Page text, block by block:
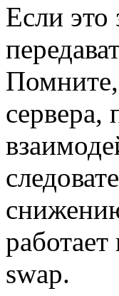
Если это
Помните,
сервера,
swap.